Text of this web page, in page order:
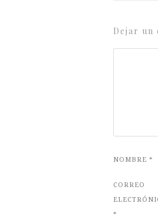
Dejar un
NOMBRE *
CORREO
*